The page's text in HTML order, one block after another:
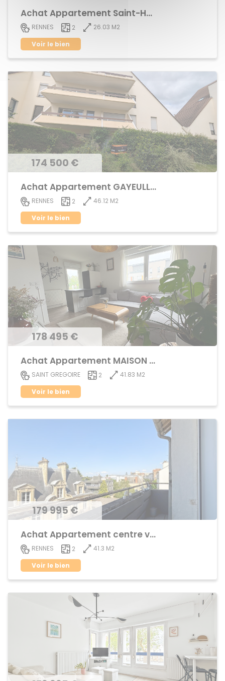
Achat Appartement Saint-Helier
RENNES 2
26.03 M2
Voir le bien
174 500 €
Achat Appartement GAYEULLES
RENNES 2
46.12 M2
Voir le bien
178 495 €
Achat Appartement MAISON BLANCHE
SAINT GREGOIRE 2
41.83 M2
Voir le bien
179 995 €
Achat Appartement centre ville
RENNES 2
41.3 M2
Voir le bien